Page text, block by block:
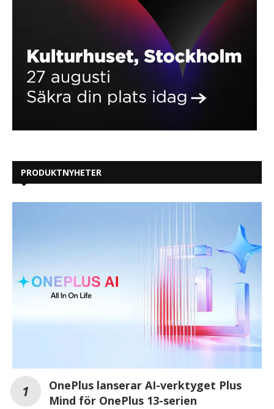
PRODUKTNYHETER
OnePlus lanserar AI-verktyget Plus
Mind för OnePlus 13-serien